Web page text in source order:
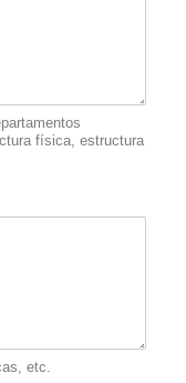
física, estructura
etc.